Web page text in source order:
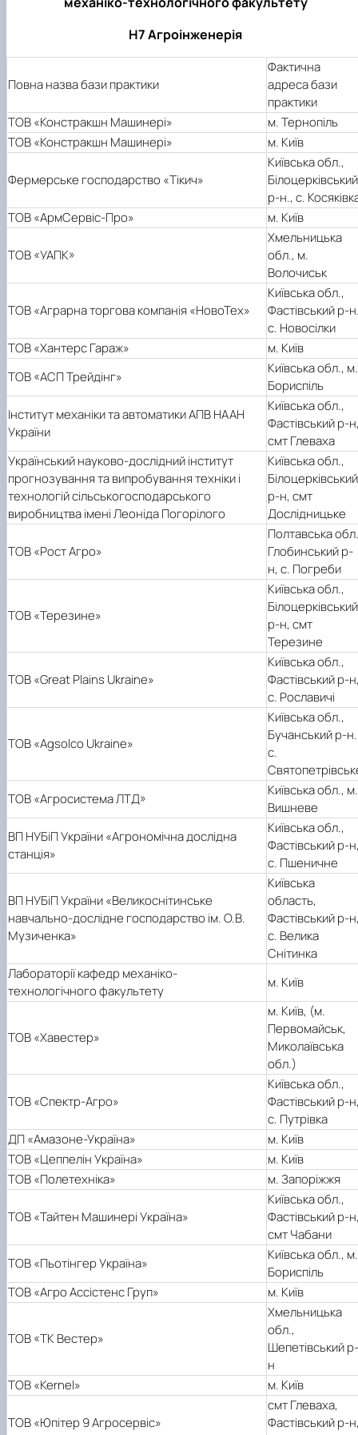
Н7 Агроінженерія
Повна назва бази практики
Фактична
адреса бази
практики
ТОВ «Констракшн Машинері»
м. Тернопіль
ТОВ «Констракшн Машинері»
м. Київ
Фермерське господарство «Тікич»
Київська обл.,
Білоцерківський
р-н., с.
ТОВ «АрмСервіс-Про»
м. Київ
ТОВ «УАПК»
Хмельницька
обл., м.
Волочиськ
ТОВ «Аграрна торгова компанія «НовоТех»
Київська обл.,
Фастівський р-
с. Новосілки
ТОВ «Хантерс Гараж»
м. Київ
ТОВ «АСП Трейдінг»
Київська обл., м.
Бориспіль
Інститут механіки та автоматики АПВ НААН
України
Київська обл.,
Фастівський р-
смт Глеваха
Український науково-дослідний інститут
прогнозування та випробування техніки і
технологій сільськогосподарського
виробництва імені Леоніда Погорілого
Київська обл.,
Білоцерківський
р-н, смт
Дослідницьке
ТОВ «Рост Агро»
Полтавська
Глобинський р-
н, с. Погреби
ТОВ «Терезине»
Київська обл.,
Білоцерківський
р-н, смт
Терезине
ТОВ «Great Plains Ukraine»
Київська обл.,
Фастівський р-
с. Рославичі
ТОВ «Agsolco Ukraine»
Київська обл.,
Бучанський р-
с.
ТОВ «Агросистема ЛТД»
Київська обл., м.
Вишневе
ВП НУБіП України «Агрономічна дослідна
станція»
Київська обл.,
Фастівський р-
с. Пшеничне
ВП НУБіП України «Великоснітинське
навчально-дослідне господарство ім. О.В.
Музиченка»
Київська
область,
Фастівський р-
с. Велика
Снітинка
Лабораторії кафедр механіко-
технологічного факультету
м. Київ
ТОВ «Хавестер»
м. Київ, (м.
Первомайськ,
Миколаївська
обл.)
ТОВ «Спектр-Агро»
Київська обл.,
Фастівський р-
с. Путрівка
ДП «Амазоне-Україна»
м. Київ
ТОВ «Цеппелін Україна»
м. Київ
ТОВ «Полетехніка»
м. Запоріжжя
ТОВ «Тайтен Машинері Україна»
Київська обл.,
Фастівський р-
смт Чабани
ТОВ «Пьотінгер Україна»
Київська обл., м.
Бориспіль
ТОВ «Агро Ассістенс Груп»
м. Київ
ТОВ «ТК Вестер»
Хмельницька
обл.,
Шепетівський р-
н
ТОВ «Kernel»
м. Київ
ТОВ «Юпітер 9 Агросервіс»
смт Глеваха,
Фастівський р-